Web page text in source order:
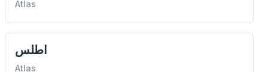
Atlas
اطلس
Atlas